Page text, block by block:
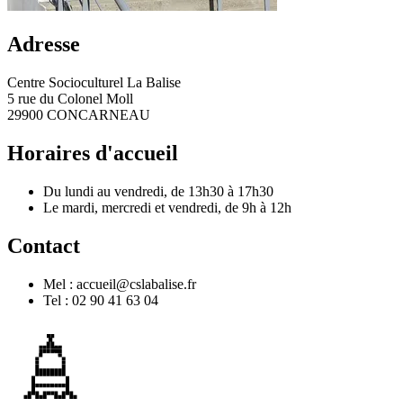
Adresse
Centre Socioculturel La Balise
5 rue du Colonel Moll
29900 CONCARNEAU
Horaires d'accueil
Du lundi au vendredi, de 13h30 à 17h30
Le mardi, mercredi et vendredi, de 9h à 12h
Contact
Mel : accueil@cslabalise.fr
Tel : 02 90 41 63 04